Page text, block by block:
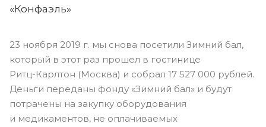
«Конфаэль»
23 ноября 2019 г. мы снова посетили Зимний бал,
который в этот раз прошел в гостинице
Ритц-Карлтон (Москва) и собрал 17 527 000 рублей.
Деньги переданы фонду «Зимний бал» и будут
потрачены на закупку оборудования
и медикаментов, не оплачиваемых